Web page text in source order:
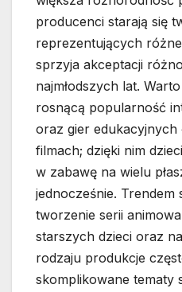
producenci starają się
reprezentujących
sprzyja akceptacji
najmłodszych lat.
rosnącą popularność
oraz gier
filmach; dzięki nim
w zabawę na wielu
jednocześnie. Trendem
tworzenie serii
starszych dzieci oraz
rodzaju produkcje
skomplikowane tematy